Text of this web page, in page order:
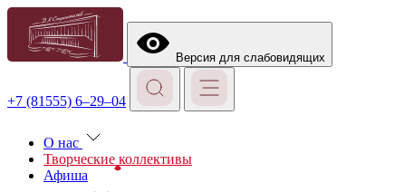
Версия для слабовидящих
+7 (81555) 6–29–04
О нас
Творческие коллективы
Афиша